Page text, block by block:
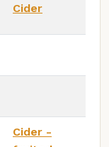
Cider
Cider -